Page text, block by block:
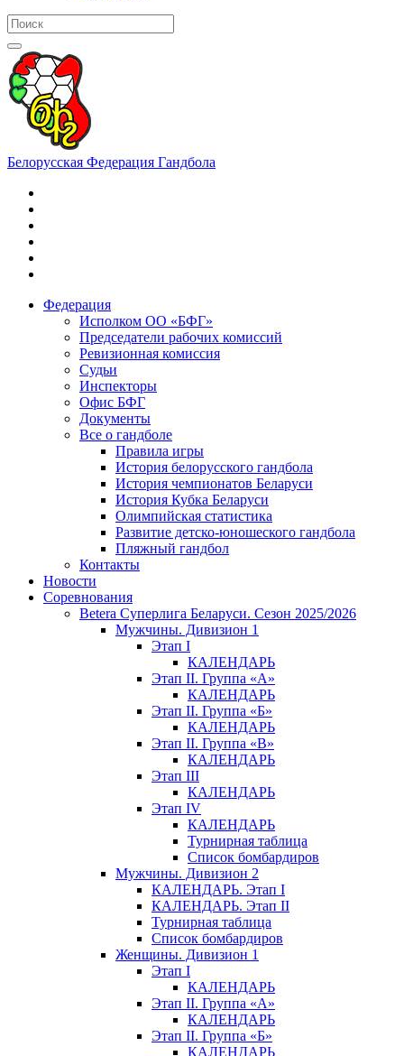
Белорусская Федерация Гандбола
Федерация
Исполком ОО «БФГ»
Председатели рабочих комиссий
Ревизионная комиссия
Судьи
Инспекторы
Офис БФГ
Документы
Все о гандболе
Правила игры
История белорусского гандбола
История чемпионатов Беларуси
История Кубка Беларуси
Олимпийская статистика
Развитие детско-юношеского гандбола
Пляжный гандбол
Контакты
Новости
Соревнования
Betera Суперлига Беларуси. Сезон 2025/2026
Мужчины. Дивизион 1
Этап I
КАЛЕНДАРЬ
Этап II. Группа «А»
КАЛЕНДАРЬ
Этап II. Группа «Б»
КАЛЕНДАРЬ
Этап II. Группа «В»
КАЛЕНДАРЬ
Этап III
КАЛЕНДАРЬ
Этап IV
КАЛЕНДАРЬ
Турнирная таблица
Список бомбардиров
Мужчины. Дивизион 2
КАЛЕНДАРЬ. Этап I
КАЛЕНДАРЬ. Этап II
Турнирная таблица
Список бомбардиров
Женщины. Дивизион 1
Этап I
КАЛЕНДАРЬ
Этап II. Группа «А»
КАЛЕНДАРЬ
Этап II. Группа «Б»
КАЛЕНДАРЬ